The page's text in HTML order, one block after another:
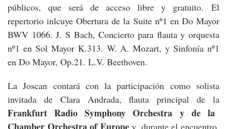
públicos, que será de acceso libre y gratuito. El
repertorio inlcuye Obertura de la Suite nº1 en Do Mayor
BWV 1066. J. S Bach, Concierto para flauta y orquesta
nº1 en Sol Mayor K.313. W. A. Mozart, y Sinfonía nº1
en Do Mayor, Op.21. L.V. Beethoven.
La Joscan contará con la participación como solista
invitada de Clara Andrada, flauta principal de la
Frankfurt Radio Symphony Orchestra y de la
y, durante el encuentro,